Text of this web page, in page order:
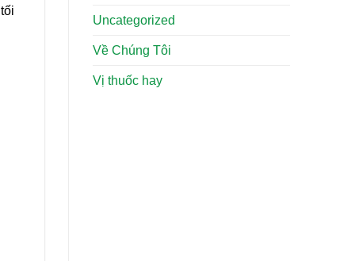
Uncategorized
Về Chúng Tôi
Vị thuốc hay